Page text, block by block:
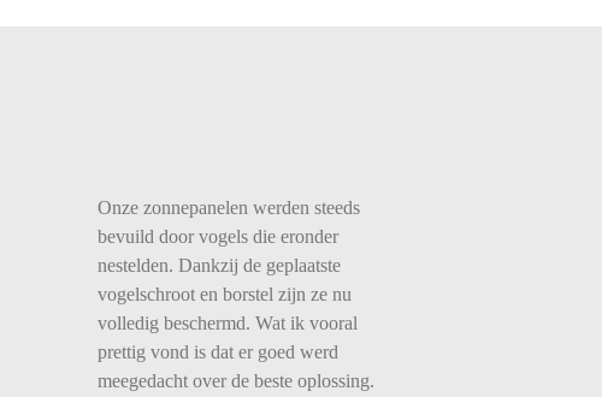
Onze zonnepanelen werden steeds
bevuild door vogels die eronder
nestelden. Dankzij de geplaatste
vogelschroot en borstel zijn ze nu
volledig beschermd. Wat ik vooral
prettig vond is dat er goed werd
meegedacht over de beste oplossing.